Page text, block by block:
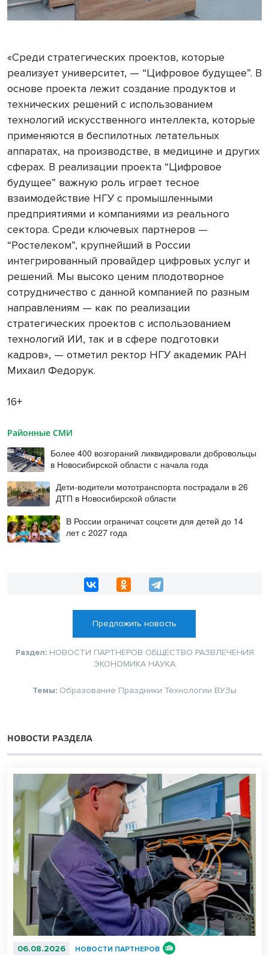
«Среди стратегических проектов, которые
реализует университет, — “Цифровое будущее”. В
основе проекта лежит создание продуктов и
технических решений с использованием
технологий искусственного интеллекта, которые
применяются в беспилотных летательных
аппаратах, на производстве, в медицине и других
сферах. В реализации проекта “Цифровое
будущее” важную роль играет тесное
взаимодействие НГУ с промышленными
предприятиями и компаниями из реального
сектора. Среди ключевых партнеров —
“Ростелеком”, крупнейший в России
интегрированный провайдер цифровых услуг и
решений. Мы высоко ценим плодотворное
сотрудничество с данной компанией по разным
направлениям — как по реализации
стратегических проектов с использованием
технологий ИИ, так и в сфере подготовки
кадров», — отметил ректор НГУ академик РАН
Михаил Федорук.
16+
Районные СМИ
Более 400 возгораний ликвидировали добровольцы
в Новосибирской области с начала года
Дети-водители мототранспорта пострадали в 26
ДТП в Новосибирской области
В России ограничат соцсети для детей до 14
лет с 2027 года
Предложить новость
Раздел: НОВОСТИ ПАРТНЕРОВ ОБЩЕСТВО РАЗВЛЕЧЕНИЯ
ЭКОНОМИКА НАУКА
Темы: Образование Праздники Технологии ВУЗы
НОВОСТИ РАЗДЕЛА
06.08.2026 НОВОСТИ ПАРТНЕРОВ